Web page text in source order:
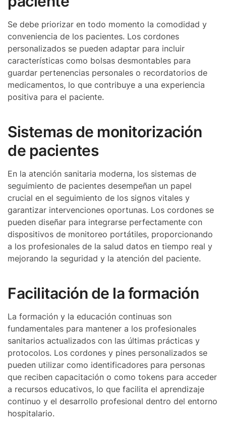
Se debe priorizar en todo momento la comodidad y
conveniencia de los pacientes. Los cordones
personalizados se pueden adaptar para incluir
características como bolsas desmontables para
guardar pertenencias personales o recordatorios de
medicamentos, lo que contribuye a una experiencia
positiva para el paciente.
Sistemas de monitorización
de pacientes
En la atención sanitaria moderna, los sistemas de
seguimiento de pacientes desempeñan un papel
crucial en el seguimiento de los signos vitales y
garantizar intervenciones oportunas. Los cordones se
pueden diseñar para integrarse perfectamente con
dispositivos de monitoreo portátiles, proporcionando
a los profesionales de la salud datos en tiempo real y
mejorando la seguridad y la atención del paciente.
Facilitación de la formación
La formación y la educación continuas son
fundamentales para mantener a los profesionales
sanitarios actualizados con las últimas prácticas y
protocolos. Los cordones y pines personalizados se
pueden utilizar como identificadores para personas
que reciben capacitación o como tokens para acceder
a recursos educativos, lo que facilita el aprendizaje
continuo y el desarrollo profesional dentro del entorno
hospitalario.